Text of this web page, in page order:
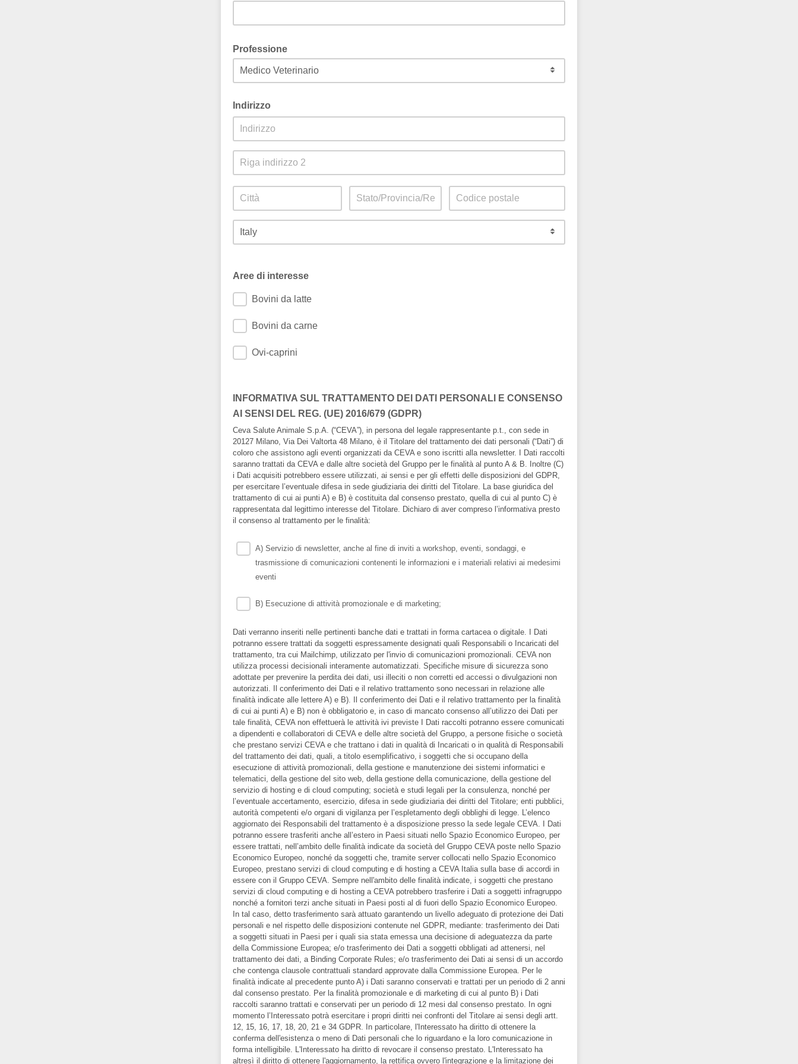
Professione
Indirizzo
Aree di interesse
Bovini da latte
Bovini da carne
Ovi-caprini
INFORMATIVA SUL TRATTAMENTO DEI DATI PERSONALI E CONSENSO
AI SENSI DEL REG. (UE) 2016/679 (GDPR)
Ceva Salute Animale S.p.A. (“CEVA”), in persona del legale rappresentante p.t., con sede in
20127 Milano, Via Dei Valtorta 48 Milano, è il Titolare del trattamento dei dati personali (“Dati”) di
coloro che assistono agli eventi organizzati da CEVA e sono iscritti alla newsletter. I Dati raccolti
saranno trattati da CEVA e dalle altre società del Gruppo per le finalità al punto A & B. Inoltre (C)
i Dati acquisiti potrebbero essere utilizzati, ai sensi e per gli effetti delle disposizioni del GDPR,
per esercitare l’eventuale difesa in sede giudiziaria dei diritti del Titolare. La base giuridica del
trattamento di cui ai punti A) e B) è costituita dal consenso prestato, quella di cui al punto C) è
rappresentata dal legittimo interesse del Titolare. Dichiaro di aver compreso l’informativa presto
il consenso al trattamento per le finalità:
A) Servizio di newsletter, anche al fine di inviti a workshop, eventi, sondaggi, e
trasmissione di comunicazioni contenenti le informazioni e i materiali relativi ai medesimi
eventi
B) Esecuzione di attività promozionale e di marketing;
Dati verranno inseriti nelle pertinenti banche dati e trattati in forma cartacea o digitale. I Dati
potranno essere trattati da soggetti espressamente designati quali Responsabili o Incaricati del
trattamento, tra cui Mailchimp, utilizzato per l'invio di comunicazioni promozionali. CEVA non
utilizza processi decisionali interamente automatizzati. Specifiche misure di sicurezza sono
adottate per prevenire la perdita dei dati, usi illeciti o non corretti ed accessi o divulgazioni non
autorizzati. Il conferimento dei Dati e il relativo trattamento sono necessari in relazione alle
finalità indicate alle lettere A) e B). Il conferimento dei Dati e il relativo trattamento per la finalità
di cui ai punti A) e B) non è obbligatorio e, in caso di mancato consenso all’utilizzo dei Dati per
tale finalità, CEVA non effettuerà le attività ivi previste I Dati raccolti potranno essere comunicati
a dipendenti e collaboratori di CEVA e delle altre società del Gruppo, a persone fisiche o società
che prestano servizi CEVA e che trattano i dati in qualità di Incaricati o in qualità di Responsabili
del trattamento dei dati, quali, a titolo esemplificativo, i soggetti che si occupano della
esecuzione di attività promozionali, della gestione e manutenzione dei sistemi informatici e
telematici, della gestione del sito web, della gestione della comunicazione, della gestione del
servizio di hosting e di cloud computing; società e studi legali per la consulenza, nonché per
l’eventuale accertamento, esercizio, difesa in sede giudiziaria dei diritti del Titolare; enti pubblici,
autorità competenti e/o organi di vigilanza per l’espletamento degli obblighi di legge. L’elenco
aggiornato dei Responsabili del trattamento è a disposizione presso la sede legale CEVA. I Dati
potranno essere trasferiti anche all’estero in Paesi situati nello Spazio Economico Europeo, per
essere trattati, nell’ambito delle finalità indicate da società del Gruppo CEVA poste nello Spazio
Economico Europeo, nonché da soggetti che, tramite server collocati nello Spazio Economico
Europeo, prestano servizi di cloud computing e di hosting a CEVA Italia sulla base di accordi in
essere con il Gruppo CEVA. Sempre nell'ambito delle finalità indicate, i soggetti che prestano
servizi di cloud computing e di hosting a CEVA potrebbero trasferire i Dati a soggetti infragruppo
nonché a fornitori terzi anche situati in Paesi posti al di fuori dello Spazio Economico Europeo.
In tal caso, detto trasferimento sarà attuato garantendo un livello adeguato di protezione dei Dati
personali e nel rispetto delle disposizioni contenute nel GDPR, mediante: trasferimento dei Dati
a soggetti situati in Paesi per i quali sia stata emessa una decisione di adeguatezza da parte
della Commissione Europea; e/o trasferimento dei Dati a soggetti obbligati ad attenersi, nel
trattamento dei dati, a Binding Corporate Rules; e/o trasferimento dei Dati ai sensi di un accordo
che contenga clausole contrattuali standard approvate dalla Commissione Europea. Per le
finalità indicate al precedente punto A) i Dati saranno conservati e trattati per un periodo di 2 anni
dal consenso prestato. Per la finalità promozionale e di marketing di cui al punto B) i Dati
raccolti saranno trattati e conservati per un periodo di 12 mesi dal consenso prestato. In ogni
momento l’Interessato potrà esercitare i propri diritti nei confronti del Titolare ai sensi degli artt.
12, 15, 16, 17, 18, 20, 21 e 34 GDPR. In particolare, l'Interessato ha diritto di ottenere la
conferma dell'esistenza o meno di Dati personali che lo riguardano e la loro comunicazione in
forma intelligibile. L'Interessato ha diritto di revocare il consenso prestato. L'Interessato ha
altresì il diritto di ottenere l'aggiornamento, la rettifica ovvero l'integrazione e la limitazione dei